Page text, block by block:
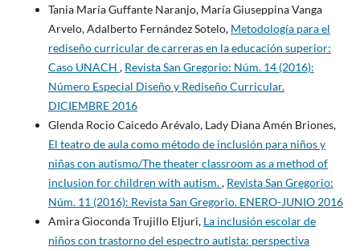
Tania María Guffante Naranjo, María Giuseppina Vanga
Arvelo, Adalberto Fernández Sotelo, Metodología para el
rediseño curricular de carreras en la educación superior:
Caso UNACH , Revista San Gregorio: Núm. 14 (2016):
Número Especial Diseño y Rediseño Curricular.
DICIEMBRE 2016
Glenda Rocio Caicedo Arévalo, Lady Diana Amén Briones,
El teatro de aula como método de inclusión para niños y
niñas con autismo/The theater classroom as a method of
inclusion for children with autism., Revista San Gregorio:
Núm. 11 (2016): Revista San Gregorio. ENERO-JUNIO 2016
Amira Gioconda Trujillo Eljuri, La inclusión escolar de
niños con trastorno del espectro autista: perspectiva